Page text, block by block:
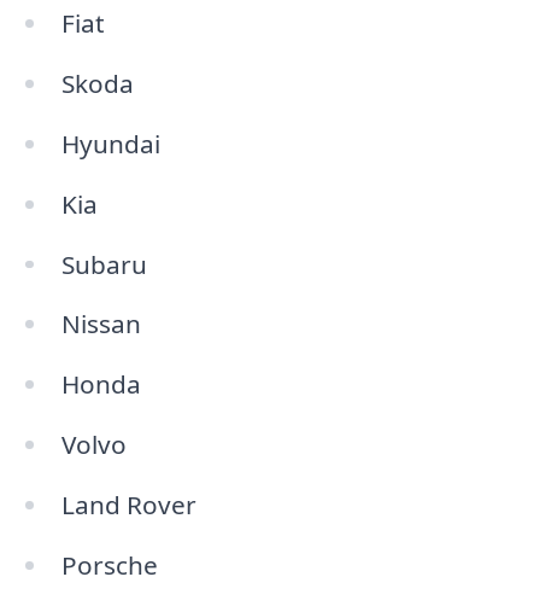
Fiat
Skoda
Hyundai
Kia
Subaru
Nissan
Honda
Volvo
Land Rover
Porsche